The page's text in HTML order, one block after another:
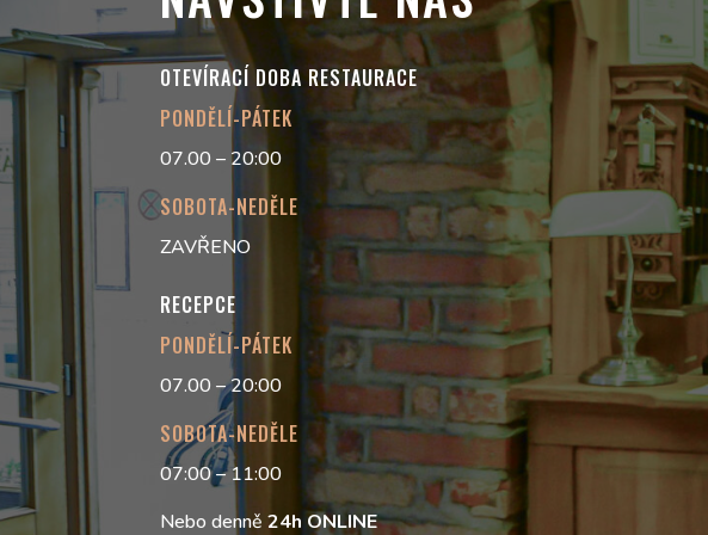
OTEVÍRACÍ DOBA RESTAURACE
PONDĚLÍ-PÁTEK
07.00 – 20:00
SOBOTA-NEDĚLE
ZAVŘENO
RECEPCE
PONDĚLÍ-PÁTEK
07.00 – 20:00
SOBOTA-NEDĚLE
07:00 – 11:00
Nebo denně24h ONLINE